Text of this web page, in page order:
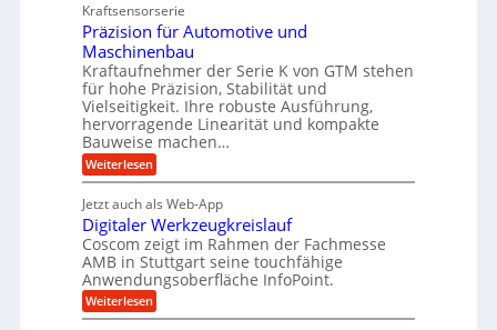
i
n
d
e
t
r
i
e
b
e
f
ü
r
r
a
n
d
A
u
f
t
r
a
s
e
i
n
g
a
l
o
s
e
,
w
e
n
i
g
e
r
S
t
e
h
n
s
t
a
n
g
e
n
g
e
t
r
i
e
b
e
f
ü
r
Kraftsensorserie
Präzision für Automotive und
Maschinenbau
Kraftaufnehmer der Serie K von GTM stehen
für hohe Präzision, Stabilität und
Vielseitigkeit. Ihre robuste Ausführung,
hervorragende Linearität und kompakte
Bauweise machen…
Weiterlesen:
P
ä
z
i
s
i
o
n
f
Jetzt auch als Web-App
Digitaler Werkzeugkreislauf
Coscom zeigt im Rahmen der Fachmesse
AMB in Stuttgart seine touchfähige
Anwendungsoberfläche InfoPoint.
Weiterlesen:
D